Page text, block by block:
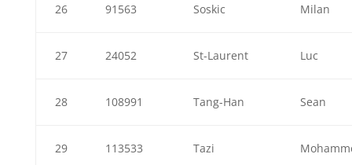
26 91563 Soskic Milan
27 24052 St-Laurent Luc
28 108991 Tang-Han Sean
29 113533 Tazi